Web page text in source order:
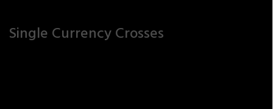
Single Currency Crosses